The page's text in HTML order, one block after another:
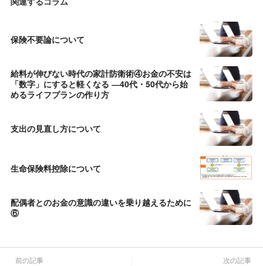
保険不要論について
給料が伸びない時代の家計防衛術④お金の不安は
「数字」にすると軽くなる ―40代・50代から始
めるライフプランの作り方
支出の見直し方について
生命保険料控除について
配偶者とのお金の意識の違いを乗り越えるために
⑥
前の記事 次の記事